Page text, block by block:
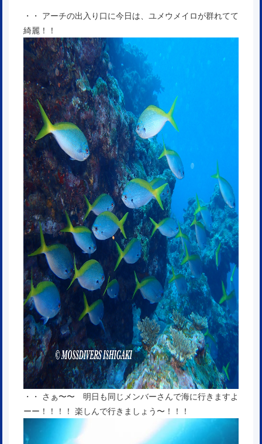
・・ アーチの出入り口に今日は、ユメウメイロが群れてて
綺麗！！
・・ さぁ〜〜 明日も同じメンバーさんで海に行きますよ
ーー！！！！ 楽しんで行きましょう〜！！！